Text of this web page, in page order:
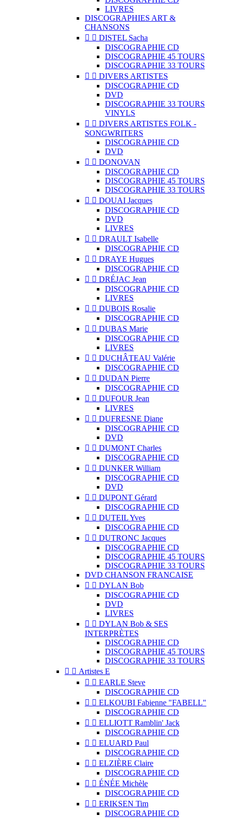
LIVRES
DISCOGRAPHIES ART &
CHANSONS
  DISTEL Sacha
DISCOGRAPHIE CD
DISCOGRAPHIE 45 TOURS
DISCOGRAPHIE 33 TOURS
  DIVERS ARTISTES
DISCOGRAPHIE CD
DVD
DISCOGRAPHIE 33 TOURS
VINYLS
  DIVERS ARTISTES FOLK -
SONGWRITERS
DISCOGRAPHIE CD
DVD
  DONOVAN
DISCOGRAPHIE CD
DISCOGRAPHIE 45 TOURS
DISCOGRAPHIE 33 TOURS
  DOUAI Jacques
DISCOGRAPHIE CD
DVD
LIVRES
  DRAULT Isabelle
DISCOGRAPHIE CD
  DRAYE Hugues
DISCOGRAPHIE CD
  DRÉJAC Jean
DISCOGRAPHIE CD
LIVRES
  DUBOIS Rosalie
DISCOGRAPHIE CD
  DUBAS Marie
DISCOGRAPHIE CD
LIVRES
  DUCHÂTEAU Valérie
DISCOGRAPHIE CD
  DUDAN Pierre
DISCOGRAPHIE CD
  DUFOUR Jean
LIVRES
  DUFRESNE Diane
DISCOGRAPHIE CD
DVD
  DUMONT Charles
DISCOGRAPHIE CD
  DUNKER William
DISCOGRAPHIE CD
DVD
  DUPONT Gérard
DISCOGRAPHIE CD
  DUTEIL Yves
DISCOGRAPHIE CD
  DUTRONC Jacques
DISCOGRAPHIE CD
DISCOGRAPHIE 45 TOURS
DISCOGRAPHIE 33 TOURS
DVD CHANSON FRANCAISE
  DYLAN Bob
DISCOGRAPHIE CD
DVD
LIVRES
  DYLAN Bob & SES
INTERPRÈTES
DISCOGRAPHIE CD
DISCOGRAPHIE 45 TOURS
DISCOGRAPHIE 33 TOURS
  Artistes E
  EARLE Steve
DISCOGRAPHIE CD
  ELKOUBI Fabienne "FABELL"
DISCOGRAPHIE CD
  ELLIOTT Ramblin' Jack
DISCOGRAPHIE CD
  ELUARD Paul
DISCOGRAPHIE CD
  ELZIÈRE Claire
DISCOGRAPHIE CD
  ÉNÉE Michèle
DISCOGRAPHIE CD
  ERIKSEN Tim
DISCOGRAPHIE CD